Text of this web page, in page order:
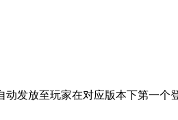
发放至玩家在对应版本下第一个